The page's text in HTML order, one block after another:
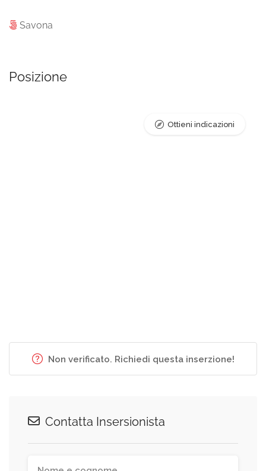
Savona
Posizione
Ottieni indicazioni
Non verificato. Richiedi questa inserzione!
Contatta Insersionista